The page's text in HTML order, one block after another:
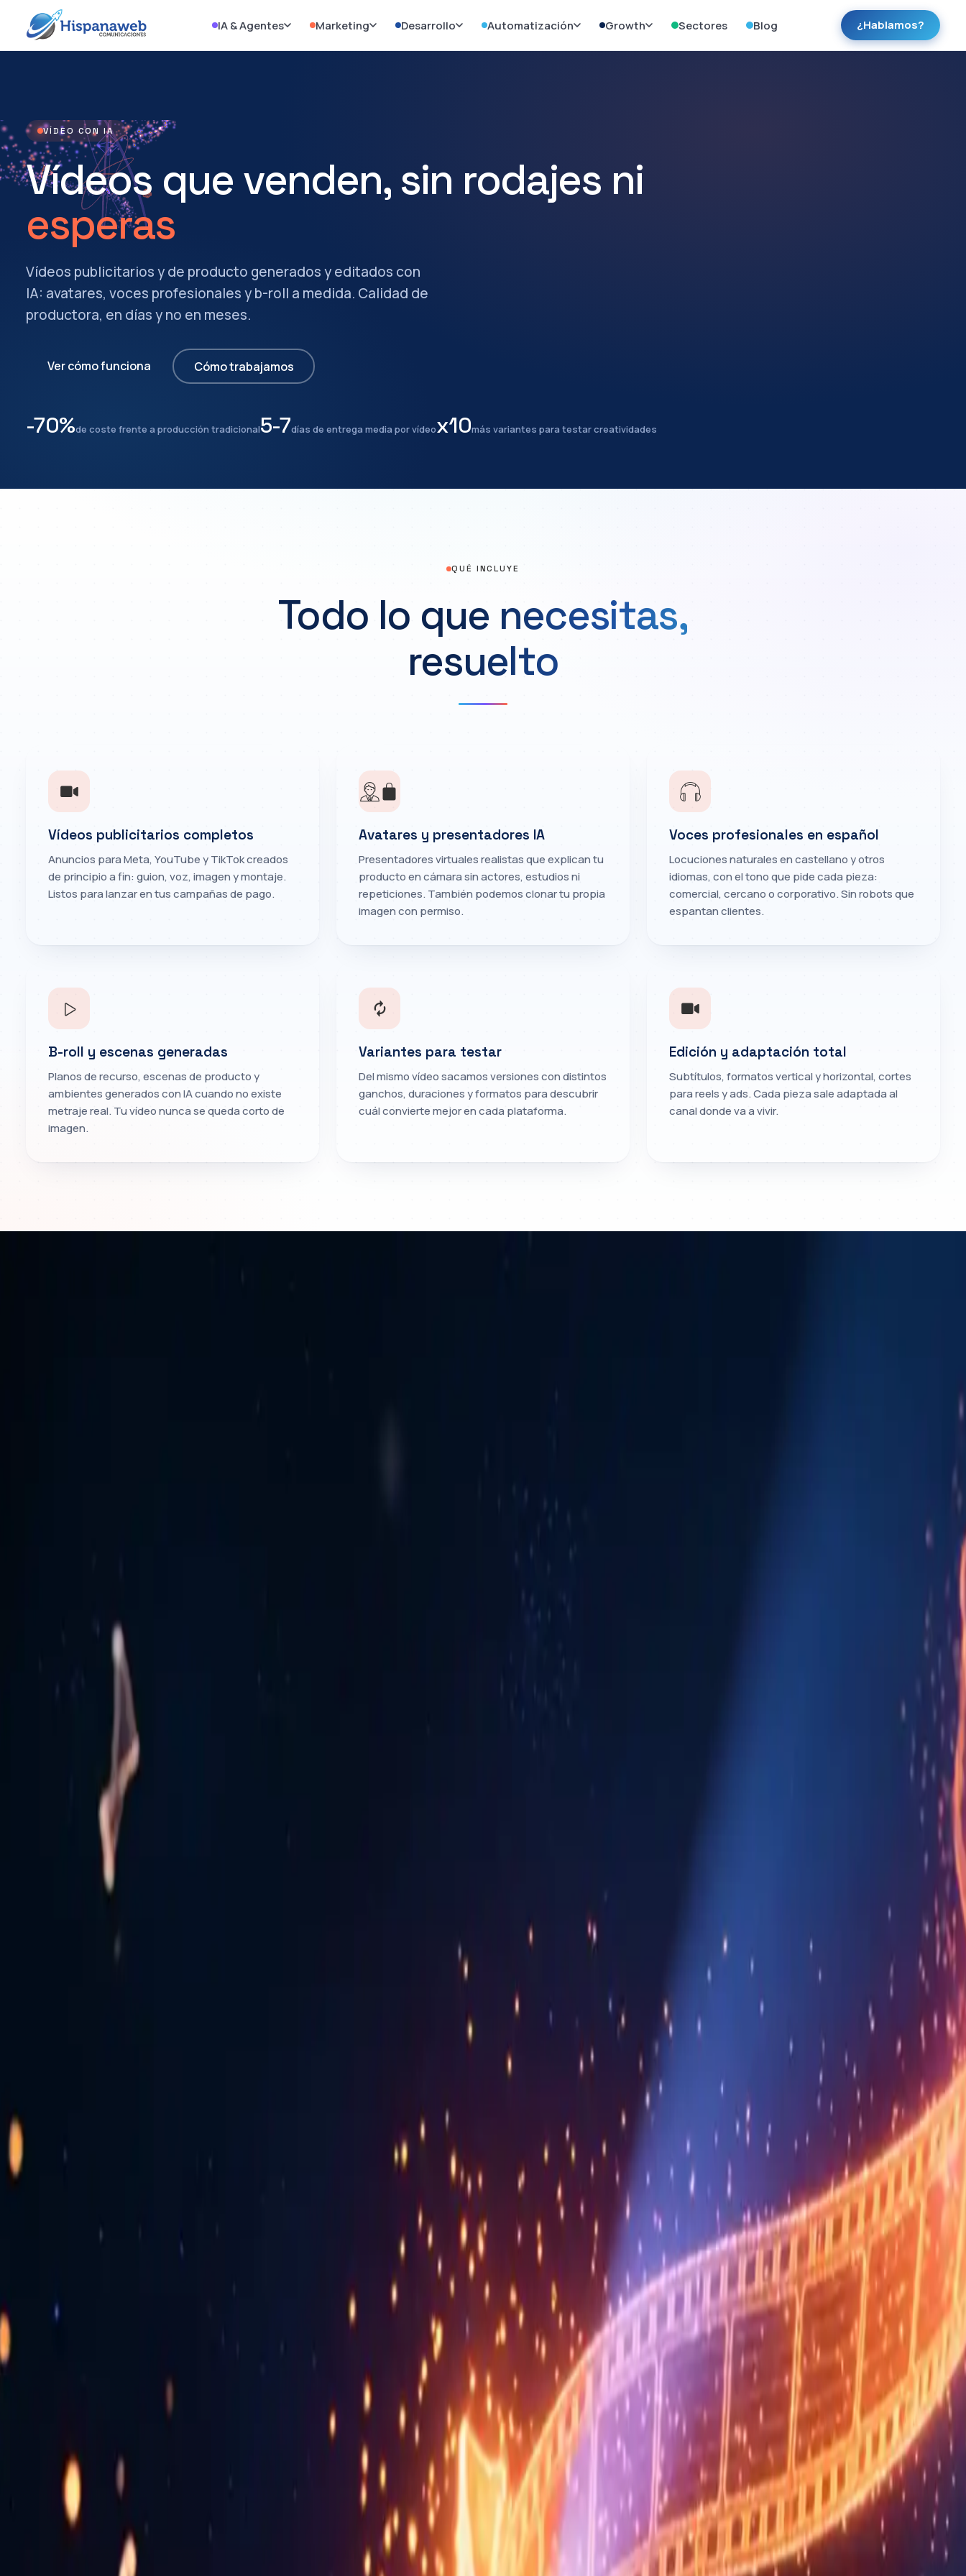
IA & Agentes Marketing Desarrollo Automatización Growth Sectores Blog ¿Hablamos?
VÍDEO CON IA
Vídeos que venden, sin rodajes ni
esperas
Vídeos publicitarios y de producto generados y editados con
IA: avatares, voces profesionales y b-roll a medida. Calidad de
productora, en días y no en meses.
Ver cómo funciona Cómo trabajamos
-70%de coste frente a producción tradicional5-7días de entrega media por vídeox10más variantes para testar creatividades
QUÉ INCLUYE
Todo lo que necesitas,
resuelto
Vídeos publicitarios completos
Anuncios para Meta, YouTube y TikTok creados
de principio a fin: guion, voz, imagen y montaje.
Listos para lanzar en tus campañas de pago.
Avatares y presentadores IA
Presentadores virtuales realistas que explican tu
producto en cámara sin actores, estudios ni
repeticiones. También podemos clonar tu propia
imagen con permiso.
Voces profesionales en español
Locuciones naturales en castellano y otros
idiomas, con el tono que pide cada pieza:
comercial, cercano o corporativo. Sin robots que
espantan clientes.
B-roll y escenas generadas
Planos de recurso, escenas de producto y
ambientes generados con IA cuando no existe
metraje real. Tu vídeo nunca se queda corto de
imagen.
Variantes para testar
Del mismo vídeo sacamos versiones con distintos
ganchos, duraciones y formatos para descubrir
cuál convierte mejor en cada plataforma.
Edición y adaptación total
Subtítulos, formatos vertical y horizontal, cortes
para reels y ads. Cada pieza sale adaptada al
canal donde va a vivir.